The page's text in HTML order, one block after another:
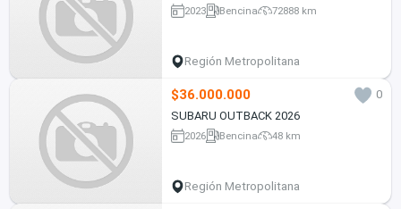
2023 Bencina 72888 km
Región Metropolitana
$36.000.000
0
SUBARU OUTBACK 2026
2026 Bencina 48 km
Región Metropolitana